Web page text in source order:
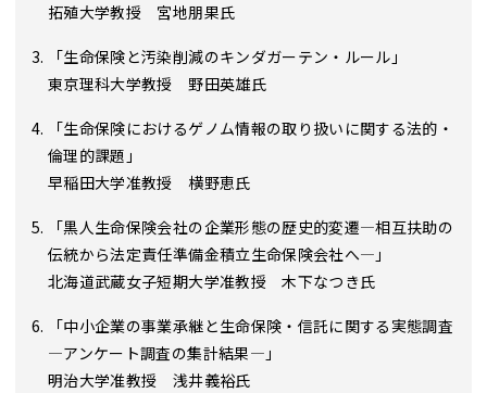
拓殖大学教授 宮地朋果氏
「生命保険と汚染削減のキンダガーテン・ルール」
東京理科大学教授 野田英雄氏
「生命保険におけるゲノム情報の取り扱いに関する法的・
倫理的課題」
早稲田大学准教授 横野恵氏
「黒人生命保険会社の企業形態の歴史的変遷―相互扶助の
伝統から法定責任準備金積立生命保険会社へ―」
北海道武蔵女子短期大学准教授 木下なつき氏
「中小企業の事業承継と生命保険・信託に関する実態調査
―アンケート調査の集計結果―」
明治大学准教授 浅井義裕氏